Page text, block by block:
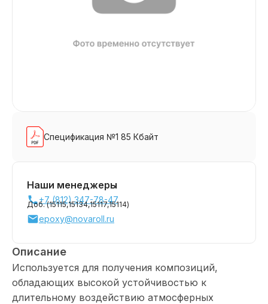
Спецификация №1 85 Кбайт
Наши менеджеры
+7 (812) 347-78-47
Доб. (15115,15134,15117,15114)
epoxy@novaroll.ru
Описание
Используется для получения композиций,
обладающих высокой устойчивостью к
длительному воздействию атмосферных